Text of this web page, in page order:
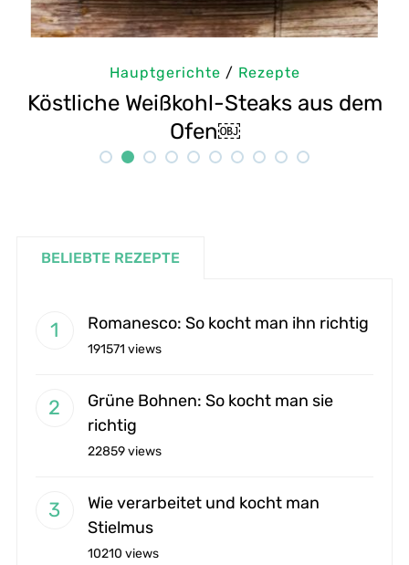
aus dem
Hauptgerichte
Selbstgemachte Tahini:
BELIEBTE REZEPTE
Romanesco: So kocht man ihn richtig
191571 views
Grüne Bohnen: So kocht man sie
richtig
22859 views
Wie verarbeitet und kocht man
Stielmus
10210 views